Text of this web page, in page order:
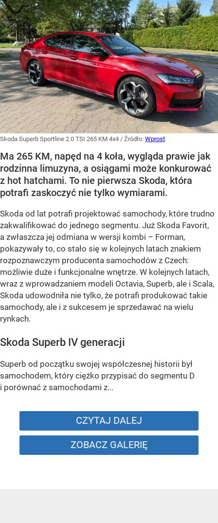
Skoda Superb Sportline 2.0 TSI 265 KM 4x4 / Źródło: Wprost
Ma 265 KM, napęd na 4 koła, wygląda prawie jak
rodzinna limuzyna, a osiągami może konkurować
z hot hatchami. To nie pierwsza Skoda, która
potrafi zaskoczyć nie tylko wymiarami.
Skoda od lat potrafi projektować samochody, które trudno
zakwalifikować do jednego segmentu. Już Skoda Favorit,
a zwłaszcza jej odmiana w wersji kombi – Forman,
pokazywały to, co stało się w kolejnych latach znakiem
rozpoznawczym producenta samochodów z Czech:
możliwie duże i funkcjonalne wnętrze. W kolejnych latach,
wraz z wprowadzaniem modeli Octavia, Superb, ale i Scala,
Skoda udowodniła nie tylko, że potrafi produkować takie
samochody, ale i z sukcesem je sprzedawać na wielu
rynkach.
Skoda Superb IV generacji
Superb od początku swojej współczesnej historii był
samochodem, który ciężko przypisać do segmentu D
i porównać z samochodami z...
CZYTAJ DALEJ
ZOBACZ GALERIĘ